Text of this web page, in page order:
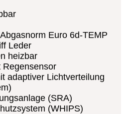
Euro 6d-TEMP
Leder
heizbar
Regensensor
adaptiver Lichtverteilung
(SRA)
(WHIPS)